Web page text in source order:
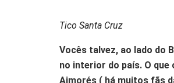
Tico Santa Cruz
Vocês talvez, ao lado do
no interior do país. O
Aimorés ( há muitos fãs